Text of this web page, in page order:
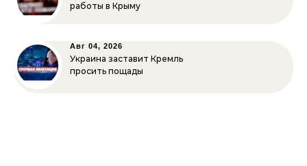
работы в Крыму
Авг 04, 2026
Украина заставит Кремль
просить пощады